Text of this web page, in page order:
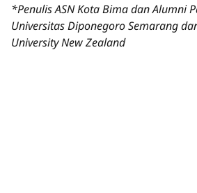
*Penulis ASN Kota Bima dan Alumni
Universitas Diponegoro Semarang
University New Zealand